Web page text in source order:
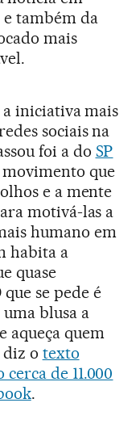
também da
mais
a iniciativa mais
sociais na
foi a do SP
que
e a mente
motivá-las a
humano em
habita a
quase
se pede é
blusa a
aqueça quem
diz o texto
de 11.000
.